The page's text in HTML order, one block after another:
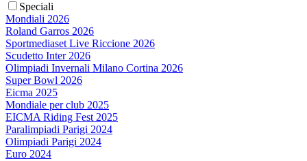
Speciali
Mondiali 2026
Roland Garros 2026
Sportmediaset Live Riccione 2026
Scudetto Inter 2026
Olimpiadi Invernali Milano Cortina 2026
Super Bowl 2026
Eicma 2025
Mondiale per club 2025
EICMA Riding Fest 2025
Paralimpiadi Parigi 2024
Olimpiadi Parigi 2024
Euro 2024